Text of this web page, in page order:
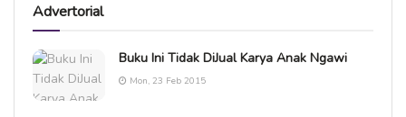
Advertorial
Buku Ini Tidak DiJual Karya Anak Ngawi
Mon, 23 Feb 2015